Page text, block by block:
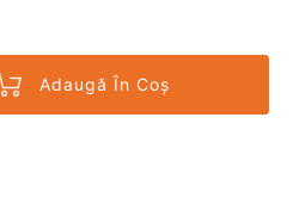
Adaugă În Coș